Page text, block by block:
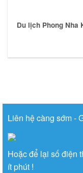
Du lịch Phong Nha
Liên hệ càng sớm -
Hoặc để lại số điện
ít phút !